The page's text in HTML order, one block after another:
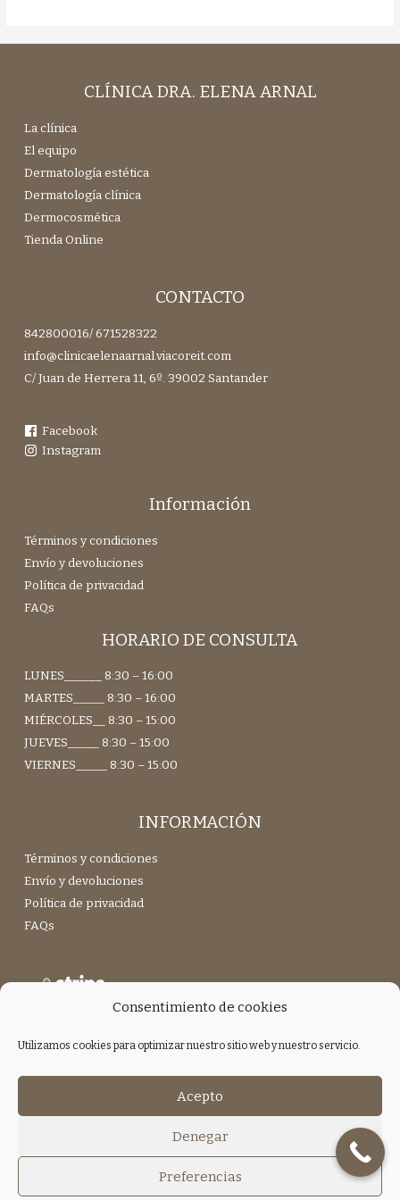
Consentimiento de cookies
Utilizamos cookies para optimizar nuestro sitio web y nuestro servicio.
Acepto
Denegar
Preferencias
CLÍNICA DRA. ELENA ARNAL
La clínica
El equipo
Dermatología estética
Dermatología clínica
Dermocosmética
Tienda Online
CONTACTO
842800016/ 671528322
info@clinicaelenaarnal.viacoreit.com
C/ Juan de Herrera 11, 6º. 39002 Santander
Facebook
Instagram
Información
Términos y condiciones
Envío y devoluciones
Política de privacidad
FAQs
HORARIO DE CONSULTA
LUNES______ 8:30 – 16:00
MARTES_____ 8:30 – 16:00
MIÉRCOLES__ 8:30 – 15:00
JUEVES_____ 8:30 – 15:00
VIERNES_____ 8:30 – 15:00
INFORMACIÓN
Términos y condiciones
Envío y devoluciones
Política de privacidad
FAQs